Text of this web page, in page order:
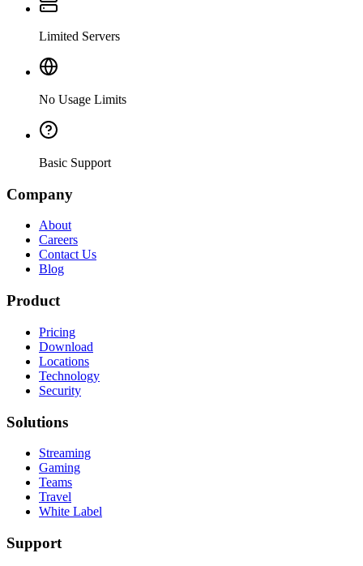
Limited Servers
No Usage Limits
Basic Support
Company
About
Careers
Contact Us
Blog
Product
Pricing
Download
Locations
Technology
Security
Solutions
Streaming
Gaming
Teams
Travel
White Label
Support